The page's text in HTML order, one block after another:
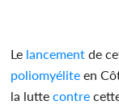
Le lancement de
poliomyélite en
la lutte contre